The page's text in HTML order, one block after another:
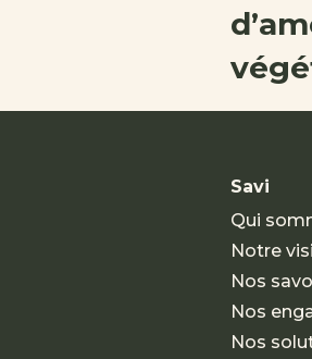
Savi
Qui
Notre
Nos
Nos
Nos